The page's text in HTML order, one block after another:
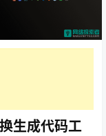
生成代码工